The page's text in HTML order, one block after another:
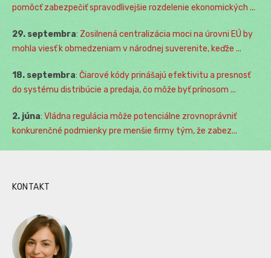
pomôcť zabezpečiť spravodlivejšie rozdelenie ekonomických ...
29. septembra: Zosilnená centralizácia moci na úrovni EÚ by
mohla viesť k obmedzeniam v národnej suverenite, keďže ...
18. septembra: Čiarové kódy prinášajú efektivitu a presnosť
do systému distribúcie a predaja, čo môže byť prínosom ...
2. júna: Vládna regulácia môže potenciálne zrovnoprávniť
konkurenčné podmienky pre menšie firmy tým, že zabez...
KONTAKT